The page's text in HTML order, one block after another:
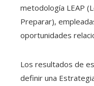
metodología LEAP
Preparar),
oportunidades
Los resultados de
definir una